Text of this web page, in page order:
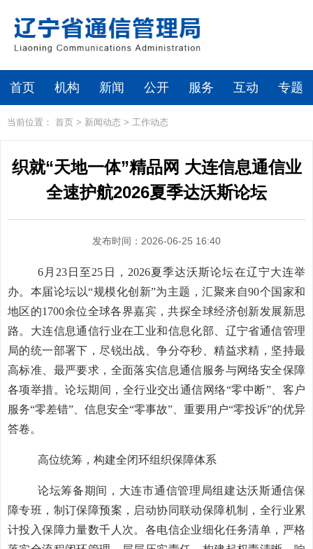
首页 机构 新闻 公开 服务 互动 专题
当前位置： 首页 > 新闻动态 > 工作动态
织就“天地一体”精品网 大连信息通信业
全速护航2026夏季达沃斯论坛
发布时间：2026-06-25 16:40
6 月23日至25日，2026夏季达沃斯论坛在辽宁大连举
办。本届论坛以“规模化创新”为主题，汇聚来自90个国家和
地区的1700余位全球各界嘉宾，共探全球经济创新发展新思
路。大连信息通信行业在工业和信息化部、辽宁省通信管理
局的统一部署下，尽锐出战、争分夺秒、精益求精，坚持最
高标准、最严要求，全面落实信息通信服务与网络安全保障
各项举措。论坛期间，全行业交出通信网络“零中断”、客户
服务“零差错”、信息安全“零事故”、重要用户“零投诉”的优异
答卷。
高位统筹，构建全闭环组织保障体系
论坛筹备期间，大连市通信管理局组建达沃斯通信保
障专班，制订保障预案，启动协同联动保障机制，全行业累
计投入保障力量数千人次。各电信企业细化任务清单，严格